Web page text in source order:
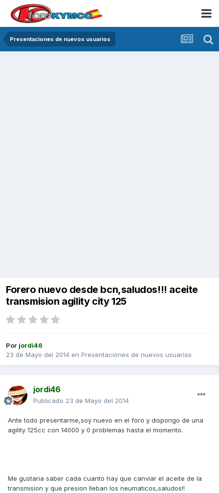
Presentaciones de nuevos usuarios
Forero nuevo desde bcn,saludos!!! aceite
transmision agility city 125
Por jordi46
23 de Mayo del 2014 en Presentaciones de nuevos usuarios
jordi46
Publicado 23 de Mayo del 2014
Ante todo presentarme,soy nuevo en el foro y dispongo de una
agility 125cc con 14000 y 0 problemas hasta el momento.
Me gustaria saber cada cuanto hay que canviar el aceite de la
transmision y que presion lleban los neumaticos,saludos!!